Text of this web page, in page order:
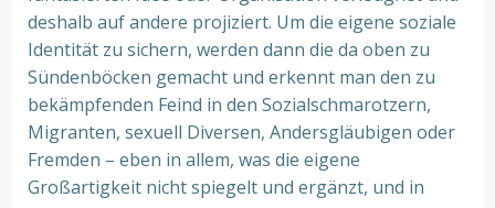
deshalb auf andere projiziert. Um die eigene soziale
Identität zu sichern, werden dann die da oben zu
Sündenböcken gemacht und erkennt man den zu
bekämpfenden Feind in den Sozialschmarotzern,
Migranten, sexuell Diversen, Andersgläubigen oder
Fremden – eben in allem, was die eigene
Großartigkeit nicht spiegelt und ergänzt, und in